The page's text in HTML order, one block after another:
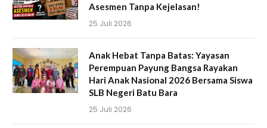
Asesmen Tanpa Kejelasan!
25 Juli 2026
Anak Hebat Tanpa Batas: Yayasan
Perempuan Payung Bangsa Rayakan
Hari Anak Nasional 2026 Bersama Siswa
SLB Negeri Batu Bara
25 Juli 2026